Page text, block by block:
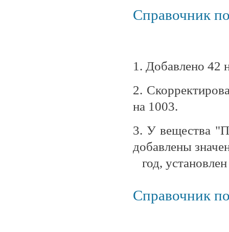
Справочник
1. Добавлено 42
2.
на 1003.
3. У вещества
добавлены
год,
Справочник